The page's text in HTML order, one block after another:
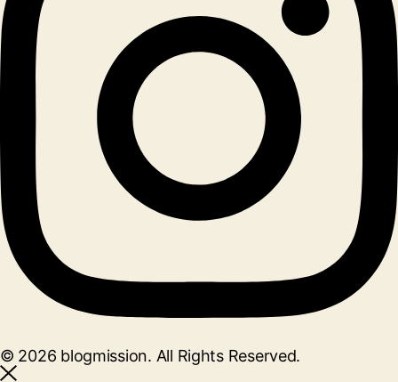
© 2026 blogmission. All Rights Reserved.